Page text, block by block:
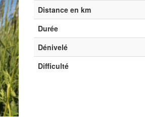
Distance en km
Durée
Dénivelé
Difficulté